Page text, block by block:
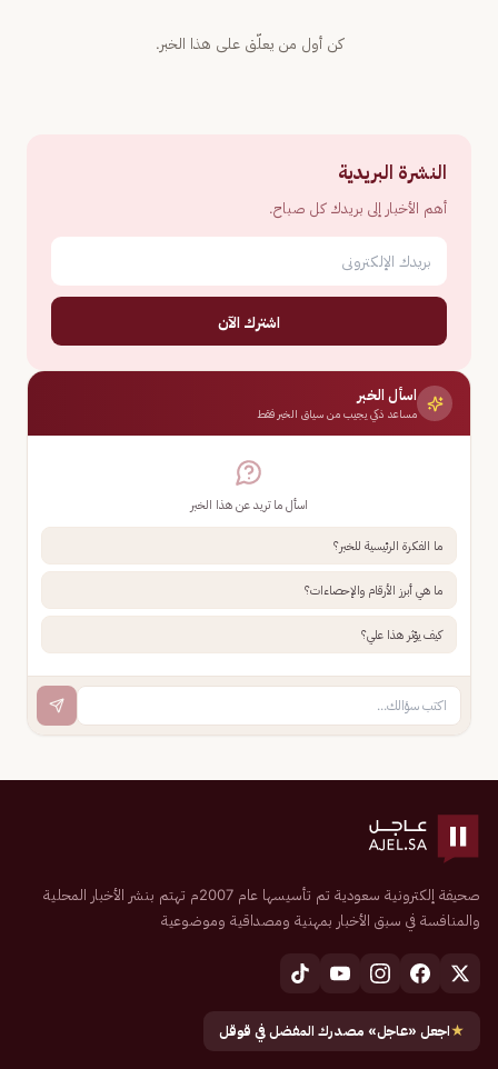
كن أول من يعلّق على هذا الخبر.
النشرة البريدية
أهم الأخبار إلى بريدك كل صباح.
اشترك الآن
اسأل الخبر
مساعد ذكي يجيب من سياق الخبر فقط
اسأل ما تريد عن هذا الخبر
ما الفكرة الرئيسية للخبر؟
ما هي أبرز الأرقام والإحصاءات؟
كيف يؤثر هذا علي؟
صحيفة إلكترونية سعودية تم تأسيسها عام 2007م تهتم بنشر الأخبار المحلية
والمنافسة في سبق الأخبار بمهنية ومصداقية وموضوعية
★اجعل «عاجل» مصدرك المفضل في قوقل